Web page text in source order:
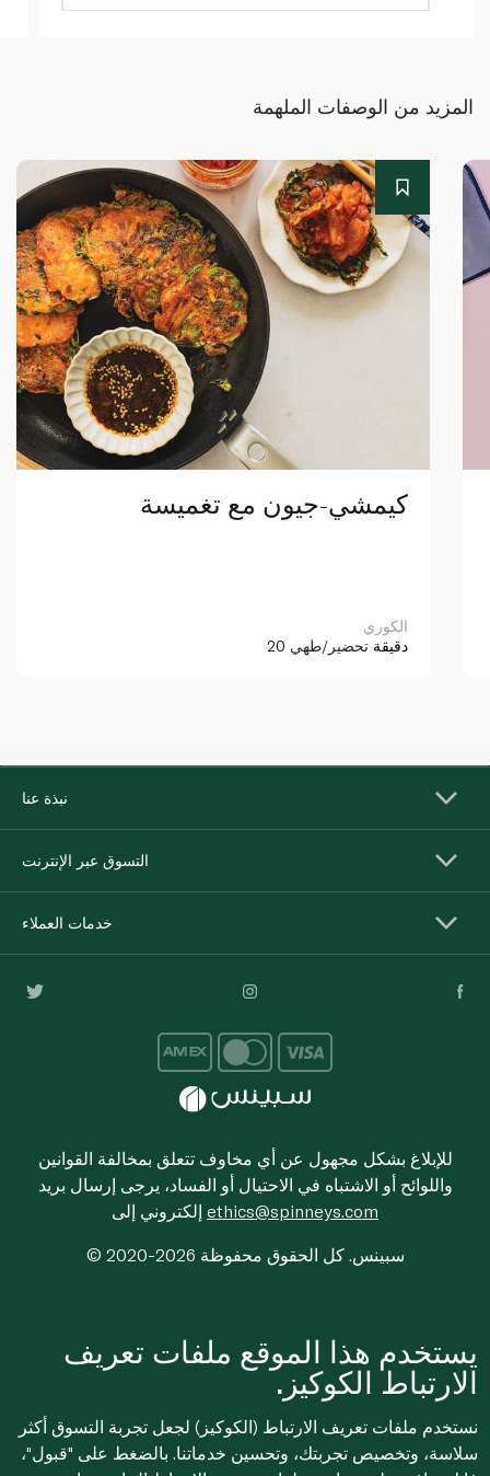
المزيد من الوصفات الملهمة
كيمشي-جيون مع تغميسة
الكوري
20 دقيقة تحضير/طهي
نبذة عنا
التسوق عبر الإنترنت
خدمات العملاء
للإبلاغ بشكل مجهول عن أي مخاوف تتعلق بمخالفة القوانين
واللوائح أو الاشتباه في الاحتيال أو الفساد، يرجى إرسال بريد
ethics@spinneys.com
© 2020-2026 سبينس. كل الحقوق محفوظة
يستخدم هذا الموقع ملفات تعريف
الارتباط الكوكيز.
نستخدم ملفات تعريف الارتباط (الكوكيز) لجعل تجربة التسوق أكثر
سلاسة، وتخصيص تجربتك، وتحسين خدماتنا. بالضغط على "قبول"،